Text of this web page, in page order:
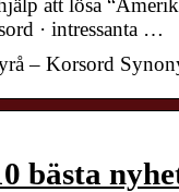
att lösa
· intressanta …
– Korsord
bästa